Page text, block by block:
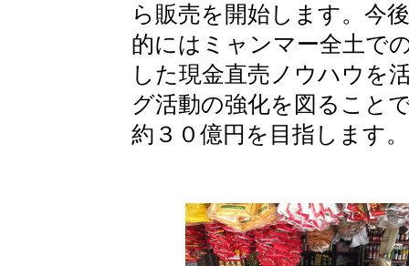
ら販売を開始します。今
的にはミャンマー全土で
した現金直売ノウハウを
グ活動の強化を図ること
約３０億円を目指します。